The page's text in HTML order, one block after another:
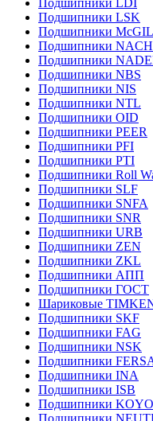
Подшипники LDI
Подшипники LSK
Подшипники
Подшипники
Подшипники
Подшипники NBS
Подшипники NIS
Подшипники NTL
Подшипники OID
Подшипники PEER
Подшипники PFI
Подшипники PTI
Подшипники Roll
Подшипники SLF
Подшипники SNFA
Подшипники SNR
Подшипники URB
Подшипники ZEN
Подшипники ZKL
Подшипники АПП
Подшипники ГОСТ
Шариковые
Подшипники SKF
Подшипники FAG
Подшипники NSK
Подшипники
Подшипники INA
Подшипники ISB
Подшипники KOYO
Подшипники